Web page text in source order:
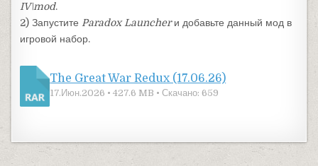
IV\mod.
2) Запустите Paradox Launcherи добавьте данный мод в
игровой набор.
The Great War Redux (17.06.26)
17.Июн.2026 • 427.6 MB • Скачано: 659